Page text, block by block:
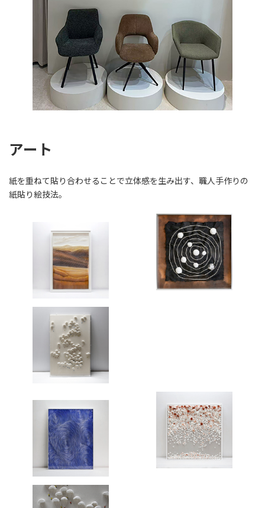
アート
紙を重ねて貼り合わせることで立体感を生み出す、職人手作りの
紙貼り絵技法。